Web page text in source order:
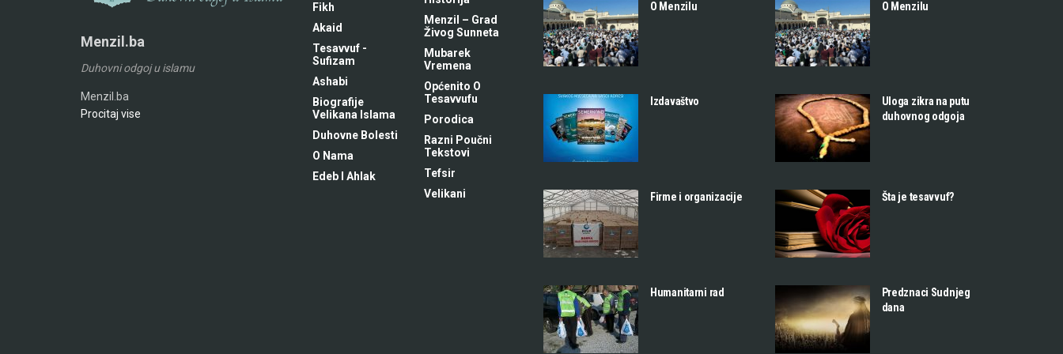
Menzil.ba
Duhovni odgoj u islamu
Menzil.ba
Procitaj vise
Fikh
Akaid
Tesavvuf -
Sufizam
Ashabi
Biografije
Velikana Islama
Duhovne Bolesti
O Nama
Edeb I Ahlak
Menzil – Grad
Živog Sunneta
Mubarek
Vremena
Općenito O
Tesavvufu
Porodica
Razni Poučni
Tekstovi
Tefsir
Velikani
O Menzilu
Izdavaštvo
Firme i organizacije
Humanitarni rad
O Menzilu
Uloga zikra na putu
duhovnog odgoja
Šta je tesavvuf?
Predznaci Sudnjeg
dana